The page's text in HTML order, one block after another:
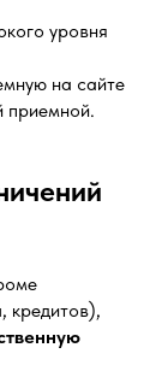
уровня
на сайте
приемной.
кредитов),